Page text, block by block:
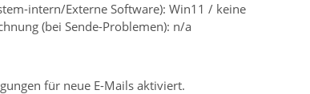
intern/Externe Software): Win11 / keine
(bei Sende-Problemen): n/a
für neue E-Mails aktiviert.